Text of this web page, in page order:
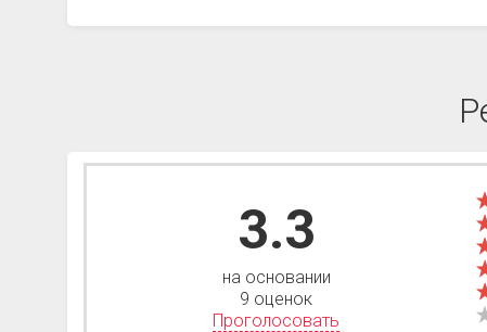
3.3
на основании
9 оценок
Проголосовать